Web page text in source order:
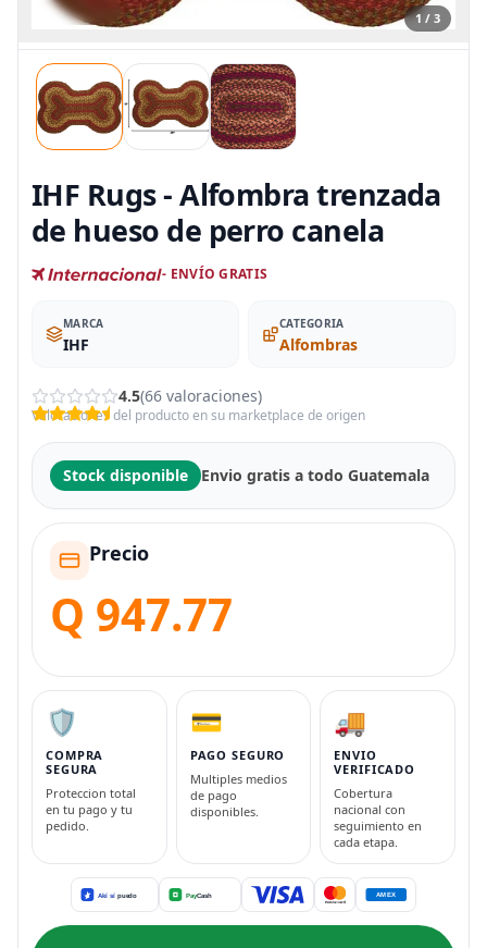
1 / 3
IHF Rugs - Alfombra trenzada
de hueso de perro canela
- ENVÍO GRATIS
MARCA
IHF
CATEGORIA
Alfombras
4.5(66 valoraciones)
Valoraciones del producto en su marketplace de origen
Stock disponible Envio gratis a todo Guatemala
Precio
Q 947.77
🛡️
COMPRA
SEGURA
Proteccion total
en tu pago y tu
pedido.
💳
PAGO SEGURO
Multiples medios
de pago
disponibles.
🚚
ENVIO
VERIFICADO
Cobertura
nacional con
seguimiento en
cada etapa.